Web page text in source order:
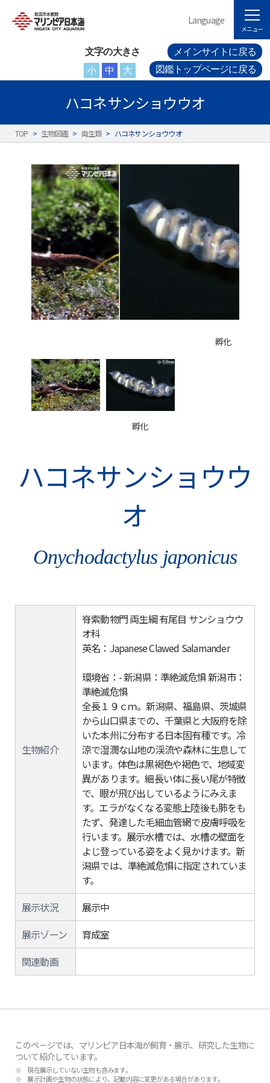
文字の大きさ
小
中 大
メインサイトに戻る
図鑑トップページに戻る
Language
メニュー
ハコネサンショウウオ
TOP > 生物図鑑 > 両生類 > ハコネサンショウウオ
孵化
ハコネサンショウウ
オ
Onychodactylus japonicus
生物紹介
脊索動物門 両生綱 有尾目 サンショウウ
オ科
英名：Japanese Clawed Salamander
環境省：- 新潟県：準絶滅危惧 新潟市：
準絶滅危惧
全長１９ｃｍ。新潟県、福島県、茨城県
から山口県までの、千葉県と大阪府を除
いた本州に分布する日本固有種です。冷
涼で湿潤な山地の渓流や森林に生息して
います。体色は黒褐色や褐色で、地域変
異があります。細長い体に長い尾が特徴
で、眼が飛び出しているようにみえま
す。エラがなくなる変態上陸後も肺をも
たず、発達した毛細血管網で皮膚呼吸を
行います。展示水槽では、水槽の壁面を
よじ登っている姿をよく見かけます。新
潟県では、準絶滅危惧に指定されていま
す。
展示状況
展示中
展示ゾーン
育成室
関連動画
このページでは、マリンピア日本海が飼育・展示、研究した生物に
ついて紹介しています。
※ 現在展示していない生物も含みます。